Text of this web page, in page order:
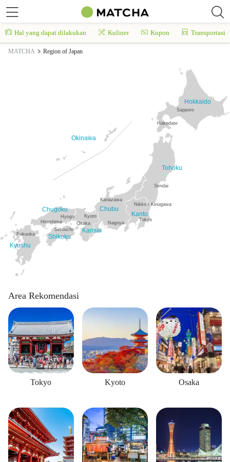
Hal yang dapat dilakukan Kuliner Kupon Transportasi
MATCHA Region of Japan
Hokkaido
Tohoku
Kanto
Chubu
Kansai
Shikoku
Kyushu
Chugoku
Okinawa
Sapporo
Hakodate
Sendai
Nikko / Kinugawa
Tokyo
Kanazawa
Nagoya
Kyoto
Osaka
Hiroshima
Setouchi
Fukuoka
Hyogo
Area Rekomendasi
Tokyo Kyoto Osaka